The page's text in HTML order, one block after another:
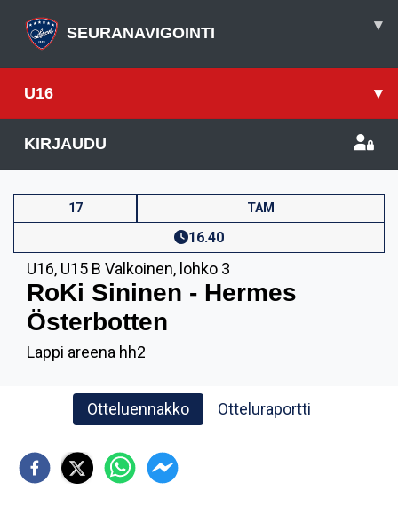
SEURANAVIGOINTI ▾
U16 ▾
KIRJAUDU
17 TAM
16.40
U16, U15 B Valkoinen, lohko 3
RoKi Sininen - Hermes
Österbotten
Lappi areena hh2
Otteluennakko Otteluraportti